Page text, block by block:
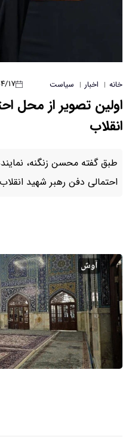
خانه | اخبار | سیاست ۱۴۰۵/
اولین تصویر از محل
انقلاب
طبق گفته محسن زنگنه،
احتمالی دفن رهبر شهید